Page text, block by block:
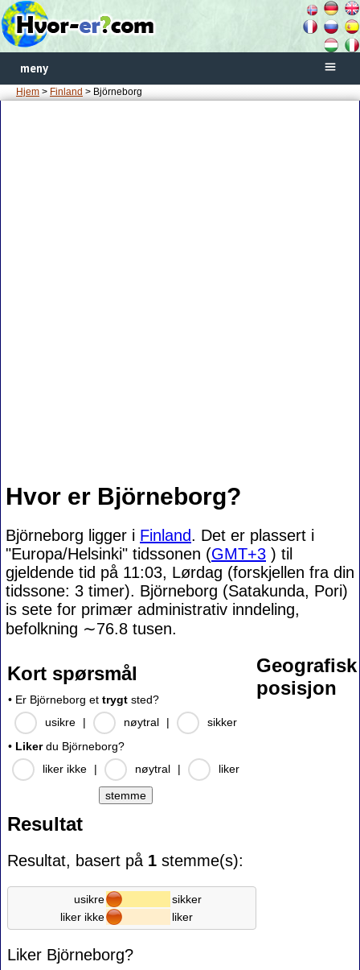
meny
Hjem > Finland > Björneborg
Hvor er Björneborg?
Björneborg ligger i Finland. Det er plassert i
"Europa/Helsinki" tidssonen (GMT+3 ) til
gjeldende tid på 11:03, Lørdag (forskjellen fra din
tidssone: 3 timer). Björneborg (Satakunda, Pori)
is sete for primær administrativ inndeling,
befolkning ∼76.8 tusen.
Kort spørsmål
• Er Björneborg et trygt sted?
usikre
| nøytral |
sikker
• Likerdu Björneborg?
liker ikke
| nøytral | liker
Resultat
Resultat, basert på 1 stemme(s):
usikre
sikker
liker ikke
liker
Liker Björneborg?
Geografisk
posisjon